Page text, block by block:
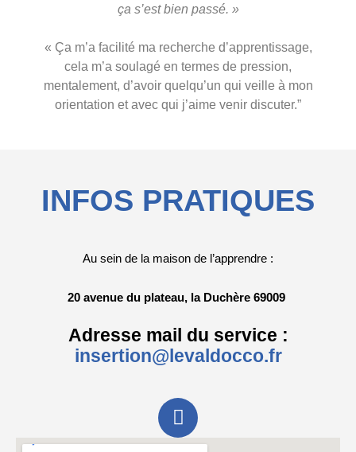
ça s’est bien passé. »
« Ça m’a facilité ma recherche d’apprentissage,
cela m’a soulagé en termes de pression,
mentalement, d’avoir quelqu’un qui veille à mon
orientation et avec qui j’aime venir discuter.”
INFOS PRATIQUES
Au sein de la maison de l’apprendre :
20 avenue du plateau, la Duchère 69009
Adresse mail du service :
insertion@levaldocco.fr